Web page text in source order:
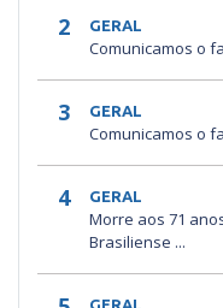
2 GERAL
Comunicamos o
3 GERAL
Comunicamos o
4 GERAL
Morre aos 71
Brasiliense ...
GERAL